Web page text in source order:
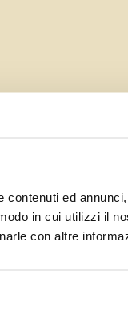
ed
in cui utilizzi il
con altre